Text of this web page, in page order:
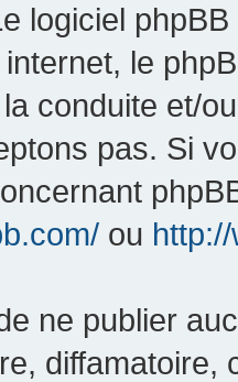
logiciel
le
conduite et/
pas. Si
ou
ne publier
diffamatoire,